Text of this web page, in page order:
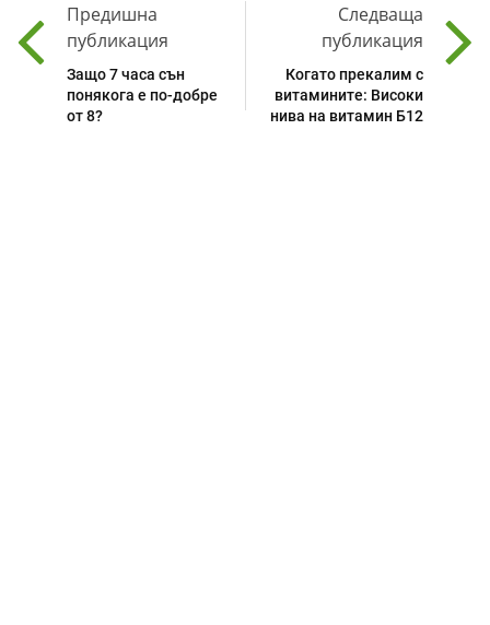
Предишна
публикация
Защо 7 часа сън
понякога е по-добре
от 8?
Следваща
публикация
Когато прекалим с
витамините: Високи
нива на витамин Б12